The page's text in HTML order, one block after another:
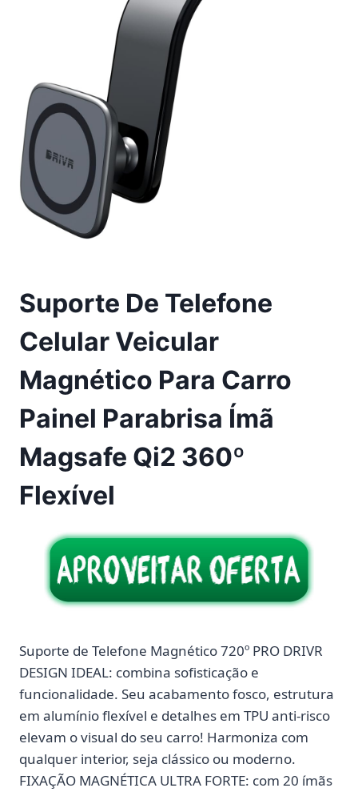
Suporte De Telefone
Celular Veicular
Magnético Para Carro
Painel Parabrisa Ímã
Magsafe Qi2 360º
Flexível
Suporte de Telefone Magnético 720º PRO DRIVR
DESIGN IDEAL: combina sofisticação e
funcionalidade. Seu acabamento fosco, estrutura
em alumínio flexível e detalhes em TPU anti-risco
elevam o visual do seu carro! Harmoniza com
qualquer interior, seja clássico ou moderno.
FIXAÇÃO MAGNÉTICA ULTRA FORTE: com 20 ímãs